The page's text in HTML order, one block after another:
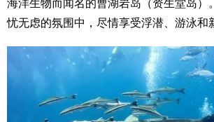
忧无虑的氛围中，尽情享受浮潜、游泳和